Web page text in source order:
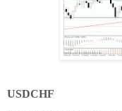
USDCHF